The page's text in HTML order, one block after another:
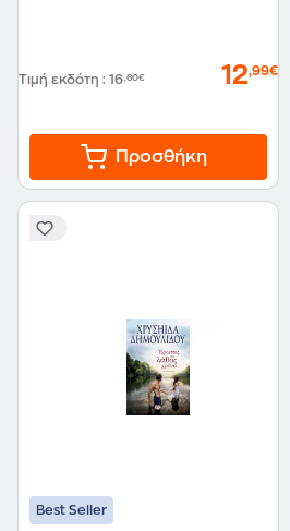
Τιμή εκδότη : 16,60€ 12,99€
Προσθήκη
Best Seller